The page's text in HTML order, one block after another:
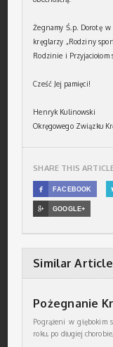
Żegnamy Ś.p. Dorotę
kręglarzy „Rodziny
Rodzinie i Przyjaciołom
Cześć Jej pamięci!
Henryk Kulinowski
Okręgowego Związku
SHARE THIS
 FACEBOOK
 GOOGLE+
Similar
Pożegnanie
Pogrążeni w głębokim
roku, po długiej